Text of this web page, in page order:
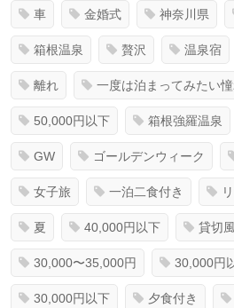
車 金婚式 神奈川県
箱根温泉 贅沢 温泉宿
離れ 一度は泊まってみたい
50,000円以下 箱根強羅温泉
GW ゴールデンウィーク
女子旅 一泊二食付き
夏 40,000円以下 貸切
30,000〜35,000円 30,000円
30,000円以下 夕食付き